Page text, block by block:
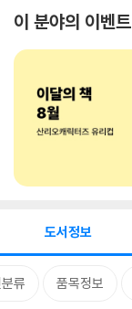
이 분야의 이벤트
도서정보
류 품목정보